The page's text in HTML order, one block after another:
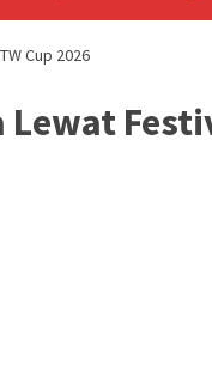
Cup 2026